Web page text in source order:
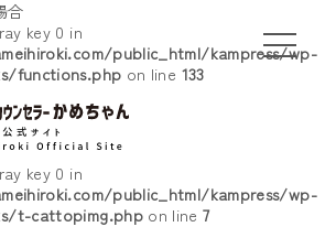
合
key 0 in
public_html/kampress/wp-
functions.php on line 133
key 0 in
public_html/kampress/wp-
t-cattopimg.phpon line7